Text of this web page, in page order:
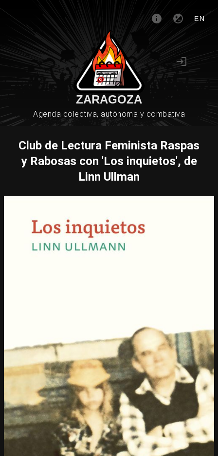
EN
ZARAGOZA
Agenda colectiva, autónoma y combativa
Club de Lectura Feminista Raspas
y Rabosas con 'Los inquietos', de
Linn Ullman